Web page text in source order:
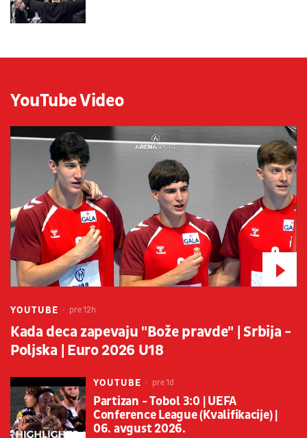
YouTube Video
YOUTUBE pre 12h
Kada deca zapevaju "Bože pravde" | Srbija -
Poljska | Euro 2026 U18
YOUTUBE pre 1d
Partizan - Tobol 3:0 | UEFA
Conference League (Kvalifikacije) |
06. avgust 2026.